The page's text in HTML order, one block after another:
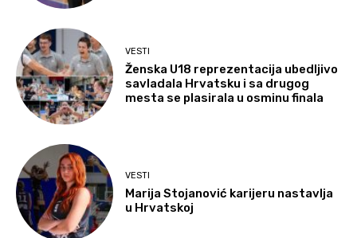
VESTI
Ženska U18 reprezentacija ubedljivo
savladala Hrvatsku i sa drugog
mesta se plasirala u osminu finala
VESTI
Marija Stojanović karijeru nastavlja
u Hrvatskoj